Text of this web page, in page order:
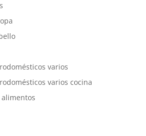
varios
varios cocina